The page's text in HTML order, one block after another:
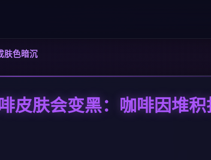
肤色暗沉
皮肤会变黑：咖啡因堆